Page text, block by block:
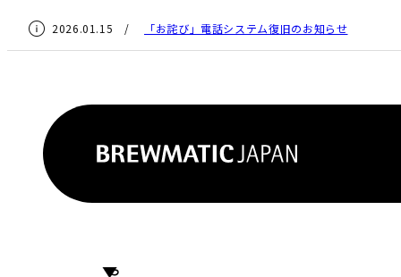
2026.01.15 / 「お詫び」電話システム復旧のお知らせ